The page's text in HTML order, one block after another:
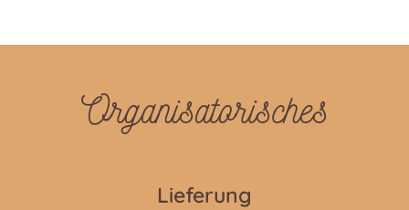
Organisatorisches
Lieferung